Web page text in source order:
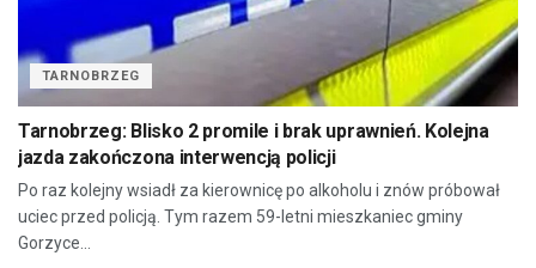
TARNOBRZEG
Tarnobrzeg: Blisko 2 promile i brak uprawnień. Kolejna
jazda zakończona interwencją policji
Po raz kolejny wsiadł za kierownicę po alkoholu i znów próbował
uciec przed policją. Tym razem 59-letni mieszkaniec gminy
Gorzyce...